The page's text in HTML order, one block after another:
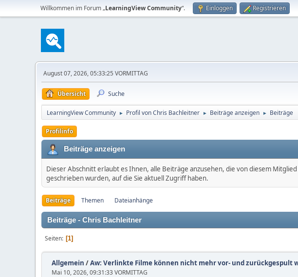
Willkommen im Forum „LearningView Community“. Einloggen Registrieren
August 07, 2026, 05:33:25 VORMITTAG
Übersicht Suche
LearningView Community ► Profil von Chris Bachleitner ► Beiträge anzeigen ► Beiträge
Profilinfo
Beiträge anzeigen
Dieser Abschnitt erlaubt es Ihnen, alle Beiträge anzusehen, die von diesem
geschrieben wurden, auf die Sie aktuell Zugriff haben.
Beiträge Themen Dateianhänge
Beiträge - Chris Bachleitner
Seiten 1
Allgemein /Aw: Verlinkte Filme können nicht mehr vor- und zurückgespult
Mai 10, 2026, 09:31:33 VORMITTAG